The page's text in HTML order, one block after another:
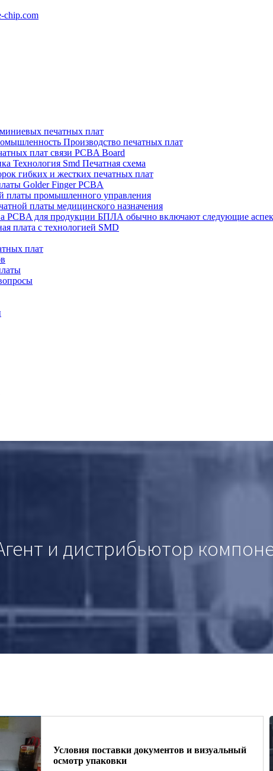
chip.com
печатных плат
Производство печатных плат
плат связи PCBA Board
Технология Smd Печатная схема
гибких и жестких печатных плат
Golder Finger PCBA
платы промышленного управления
платы медицинского назначения
PCBA для продукции БПЛА обычно включают следующие
плата с технологией SMD
плат
и дистрибьютор
Условия поставки документов и визуальный
осмотр упаковки